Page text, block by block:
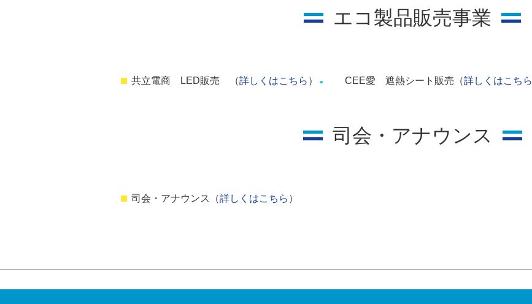
エコ製品販売事業
共立電商 LED販売 （詳しくはこちら ） ■ CEE愛 遮熱シート販売（詳しくはこちら
司会・アナウンス
司会・アナウンス（詳しくはこちら ）